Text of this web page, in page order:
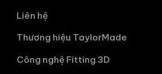
Liên hệ
Thương hiệu TaylorMade
Công nghệ Fitting 3D